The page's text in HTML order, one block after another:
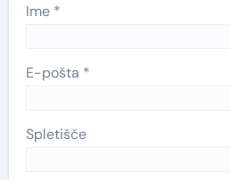
Ime *
E-pošta *
Spletišče